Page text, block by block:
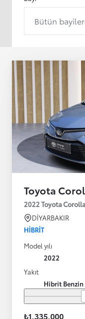
Bütün
Toyota
2022 Toyota
DİYARBAKIR
HIBRIT
Model yılı
2022
Yakıt
Hibrit Benzin
₺1.335.000